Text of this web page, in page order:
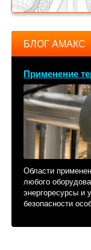
БЛОГ АМАКС
Применение
Области
любого
энергоресурсы и
безопасности